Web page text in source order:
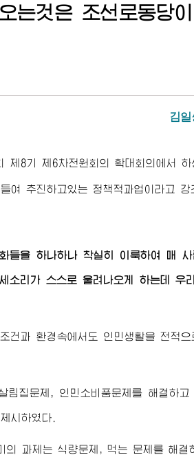
는것은 조선로동당
김일
제8기 제6차전원회의 확대회의에서
여 추진하고있는 정책적과업이라고 강
들을 하나하나 착실히 이룩하여 매
리가 스스로 울려나오게 하는데 우
과 환경속에서도 인민생활을 전적으
집문제, 인민소비품문제를 해결하고
시하였다.
과제는 식량문제, 먹는 문제를 해결